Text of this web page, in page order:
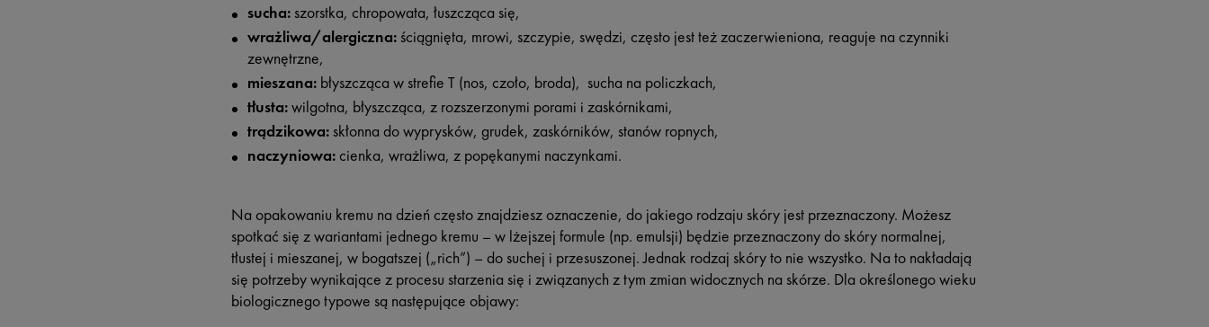
sucha: szorstka, chropowata, łuszcząca się,
wrażliwa/alergiczna:ściągnięta, mrowi, szczypie, swędzi, często jest też zaczerwieniona, reaguje na czynniki
zewnętrzne,
mieszana:błyszcząca w strefie T (nos, czoło, broda), sucha na policzkach,
tłusta:wilgotna, błyszcząca, z rozszerzonymi porami i zaskórnikami,
trądzikowa:skłonna do wyprysków, grudek, zaskórników, stanów ropnych,
naczyniowa:cienka, wrażliwa, z popękanymi naczynkami.
Na opakowaniu kremu na dzień często znajdziesz oznaczenie, do jakiego rodzaju skóry jest przeznaczony. Możesz
spotkać się z wariantami jednego kremu – w lżejszej formule (np. emulsji) będzie przeznaczony do skóry normalnej,
tłustej i mieszanej, w bogatszej („rich”) – do suchej i przesuszonej. Jednak rodzaj skóry to nie wszystko. Na to nakładają
się potrzeby wynikające z procesu starzenia się i związanych z tym zmian widocznych na skórze. Dla określonego wieku
biologicznego typowe są następujące objawy: